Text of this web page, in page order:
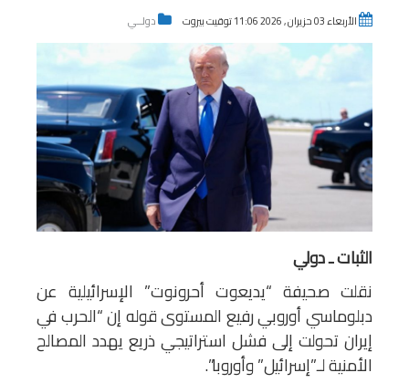
الأربعاء 03 حزيران , 2026 11:06 توقيت بيروت دولــي
الثبات ـ دولي
نقلت صحيفة “يديعوت أحرونوت” الإسرائيلية عن
دبلوماسي أوروبي رفيع المستوى قوله إن “الحرب في
إيران تحولت إلى فشل استراتيجي ذريع يهدد المصالح
الأمنية لـ”إسرائيل” وأوروبا”.